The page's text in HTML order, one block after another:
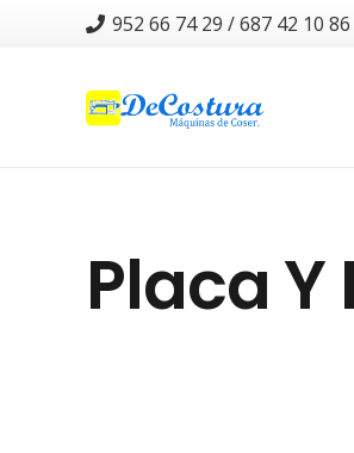
952 66 74 29 / 687 42 10 86
Placa